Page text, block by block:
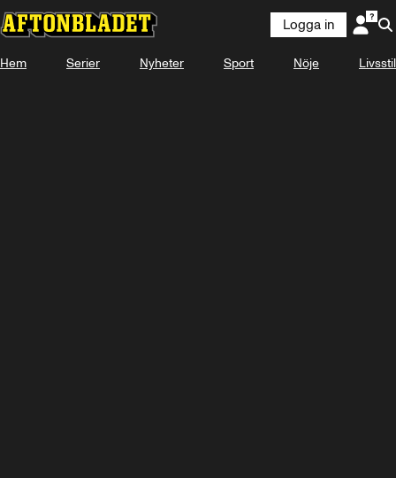
Logga in
Hem Serier Nyheter Sport Nöje Livsstil